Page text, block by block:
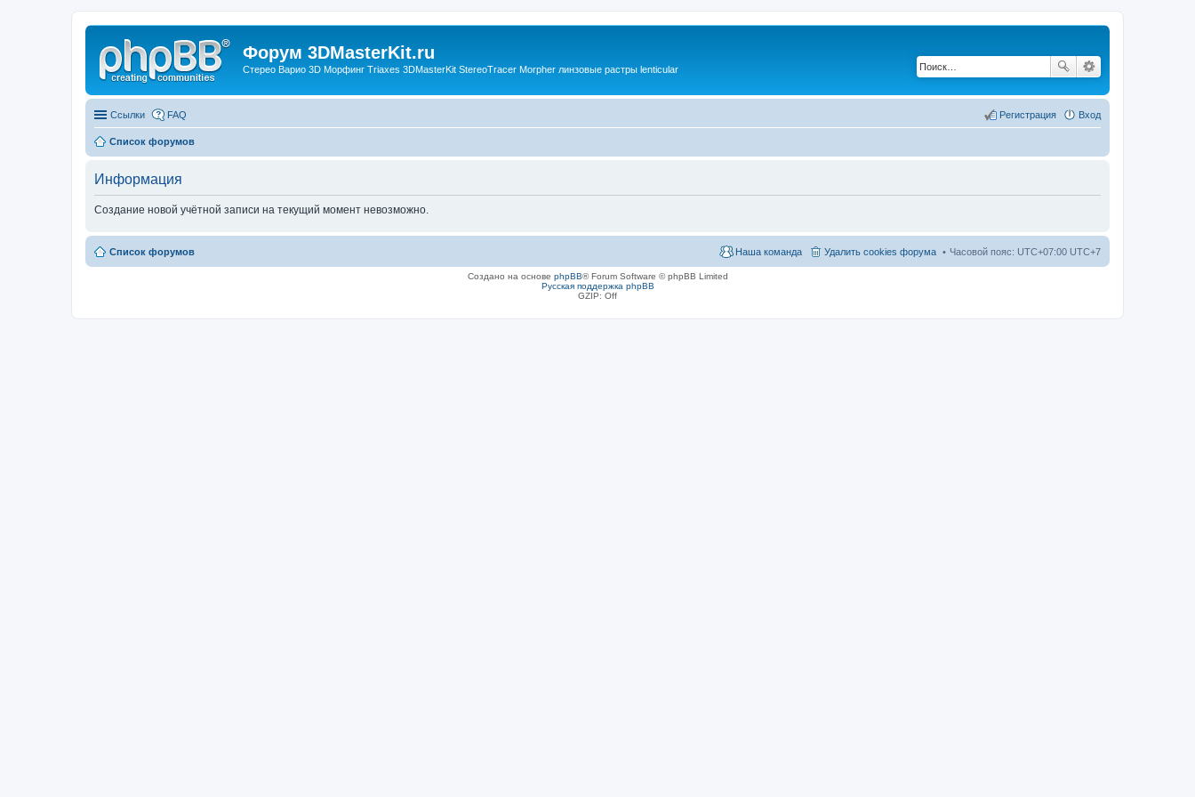
Форум 3DMasterKit.ru
Стерео Варио 3D Морфинг Triaxes 3DMasterKit StereoTracer Morpher линзовые растры lenticular
Ссылки FAQ Вход
Регистрация
Список форумов
Информация
Создание новой учётной записи на текущий момент невозможно.
Список форумов Часовой пояс: UTC+07:00 UTC+7
Удалить cookies форума
Наша команда
Создано на основе phpBB® Forum Software © phpBB Limited
Русская поддержка phpBB
GZIP: Off